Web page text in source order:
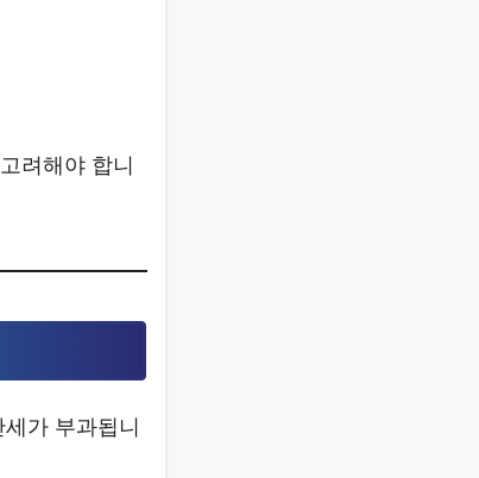
려해야 합니
가 부과됩니